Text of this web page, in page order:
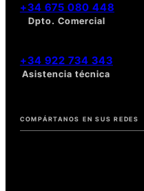
+34 675 080 448
Dpto. Comercial
+34 922 734 343
Asistencia técnica
COMPÁRTANOS EN SUS REDES